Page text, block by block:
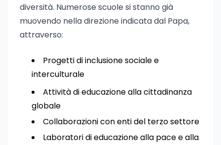
diversità. Numerose scuole si stanno già
muovendo nella direzione indicata dal Papa,
attraverso:
Progetti di inclusione sociale e
interculturale
Attività di educazione alla cittadinanza
globale
Collaborazioni con enti del terzo settore
Laboratori di educazione alla pace e alla